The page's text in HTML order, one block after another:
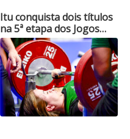
Itu conquista dois títulos
na 5ª etapa dos Jogos…